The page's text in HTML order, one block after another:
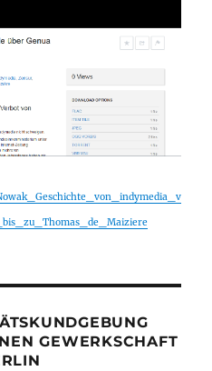
GEWERKSCHAFT